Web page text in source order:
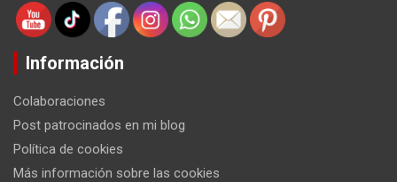
Información
Colaboraciones
Post patrocinados en mi blog
Política de cookies
Más información sobre las cookies